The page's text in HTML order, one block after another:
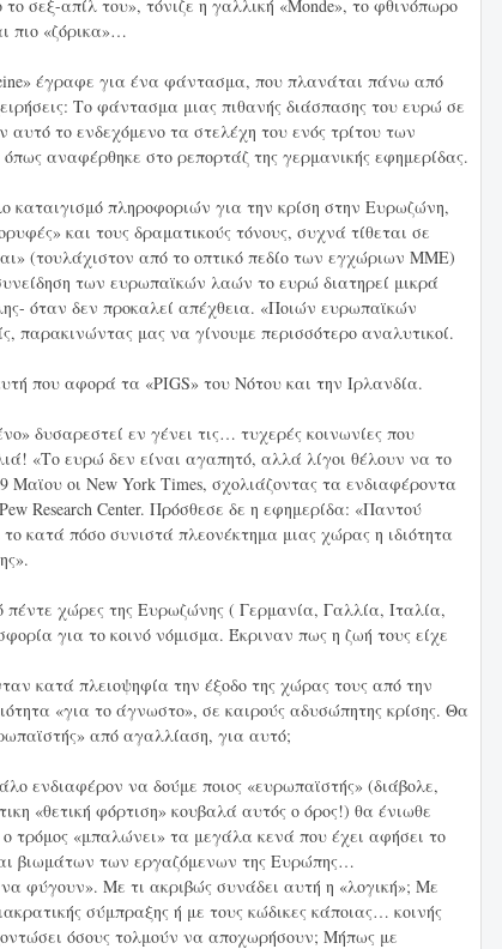
σεξ-απίλ του», τόνιζε η γαλλική «Monde», το φθινόπωρο
πιο «ζόρικα»…
έγραφε για ένα φάντασμα, που πλανάται πάνω από
Το φάντασμα μιας πιθανής διάσπασης του ευρώ σε
αυτό το ενδεχόμενο τα στελέχη του ενός τρίτου των
αναφέρθηκε στο ρεπορτάζ της γερμανικής εφημερίδας.
καταιγισμό πληροφοριών για την κρίση στην Ευρωζώνη,
και τους δραματικούς τόνους, συχνά τίθεται σε
(τουλάχιστον από το οπτικό πεδίο των εγχώριων ΜΜΕ)
των ευρωπαϊκών λαών το ευρώ διατηρεί μικρά
όταν δεν προκαλεί απέχθεια. «Ποιών ευρωπαϊκών
παρακινώντας μας να γίνουμε περισσότερο αναλυτικοί.
που αφορά τα «PIGS» του Νότου και την Ιρλανδία.
δυσαρεστεί εν γένει τις… τυχερές κοινωνίες που
«Το ευρώ δεν είναι αγαπητό, αλλά λίγοι θέλουν να το
Μαϊου οι New York Times, σχολιάζοντας τα ενδιαφέροντα
Research Center. Πρόσθεσε δε η εφημερίδα: «Παντού
κατά πόσο συνιστά πλεονέκτημα μιας χώρας η ιδιότητα
πέντε χώρες της Ευρωζώνης ( Γερμανία, Γαλλία, Ιταλία,
για το κοινό νόμισμα. Έκριναν πως η ζωή τους είχε
κατά πλειοψηφία την έξοδο της χώρας τους από την
«για το άγνωστο», σε καιρούς αδυσώπητης κρίσης. Θα
από αγαλλίαση, για αυτό;
ενδιαφέρον να δούμε ποιος «ευρωπαϊστής» (διάβολε,
«θετική φόρτιση» κουβαλά αυτός ο όρος!) θα ένιωθε
ο τρόμος «μπαλώνει» τα μεγάλα κενά που έχει αφήσει το
βιωμάτων των εργαζόμενων της Ευρώπης…
φύγουν». Με τι ακριβώς συνάδει αυτή η «λογική»; Με
σύμπραξης ή με τους κώδικες κάποιας… κοινής
όσους τολμούν να αποχωρήσουν; Μήπως με